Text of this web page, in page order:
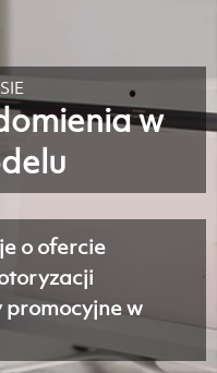
w
o ofercie
promocyjne w